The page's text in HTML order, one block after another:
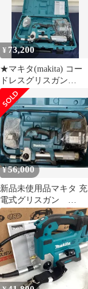
¥ 73,200
★マキタ(makita) コー
ドレスグリスガン
GP180DRG【八尾店】
¥56,000
新品未使用品マキタ 充
電式グリスガン
GP180DRG ケース他セ
ット